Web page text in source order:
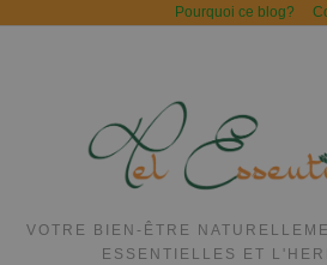
Pourquoi ce blog?
VOTRE BIEN-ÊTRE
ESSENTIELLES ET